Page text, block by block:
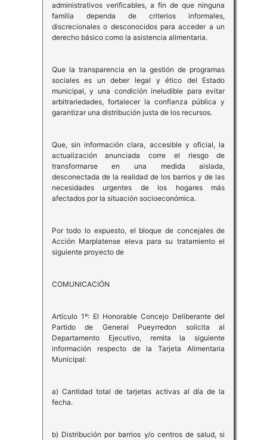
administrativos verificables, a fin de que ninguna
familia dependa de criterios informales,
discrecionales o desconocidos para acceder a un
derecho básico como la asistencia alimentaria.
Que la transparencia en la gestión de programas
sociales es un deber legal y ético del Estado
municipal, y una condición ineludible para evitar
arbitrariedades, fortalecer la confianza pública y
garantizar una distribución justa de los recursos.
Que, sin información clara, accesible y oficial, la
actualización anunciada corre el riesgo de
transformarse en una medida aislada,
desconectada de la realidad de los barrios y de las
necesidades urgentes de los hogares más
afectados por la situación socioeconómica.
Por todo lo expuesto, el bloque de concejales de
Acción Marplatense eleva para su tratamiento el
siguiente proyecto de
COMUNICACIÓN
Artículo 1º: El Honorable Concejo Deliberante del
Partido de General Pueyrredon solicita al
Departamento Ejecutivo, remita la siguiente
información respecto de la Tarjeta Alimentaria
Municipal:
a) Cantidad total de tarjetas activas al día de la
fecha.
b) Distribución por barrios y/o centros de salud, si